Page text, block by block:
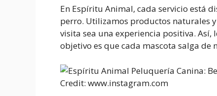
En Espíritu Animal, cada servicio está
perro. Utilizamos productos naturales
visita sea una experiencia positiva. Así,
objetivo es que cada mascota salga
Credit: www.instagram.com